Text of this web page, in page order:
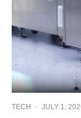
TECH · JULY 1,